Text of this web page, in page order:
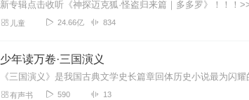
儿童 24.66亿 834
少年读万卷·三国演义
有声书 590 13